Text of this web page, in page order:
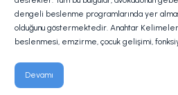
dengeli beslenme programlarında yer
olduğunu göstermektedir. Anahtar
beslenmesi, emzirme, çocuk gelişimi,
Devamı